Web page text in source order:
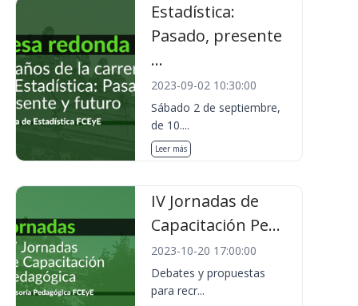
Estadística:
Pasado, presente
...
2023-09-02 10:30:00
Sábado 2 de septiembre,
de 10....
Leer más
IV Jornadas de
Capacitación Pe...
2023-10-20 17:00:00
Debates y propuestas
para recr...